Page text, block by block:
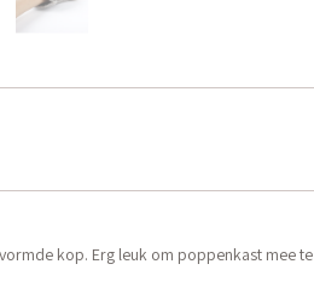
kop. Erg leuk om poppenkast mee